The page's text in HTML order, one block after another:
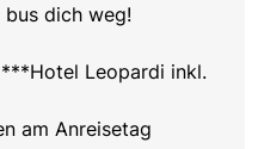
dich weg!
Leopardi inkl.
am Anreisetag